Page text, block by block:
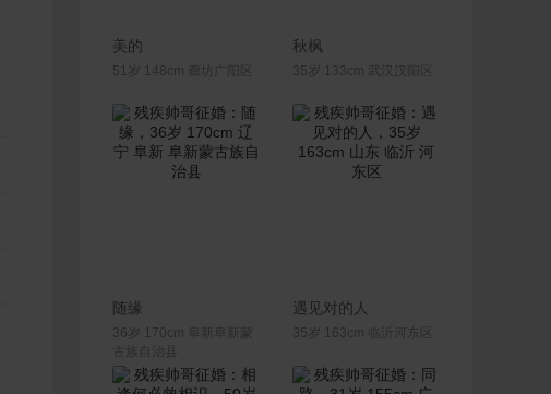
美的
51岁 148cm 廊坊广阳区
秋枫
35岁 133cm 武汉汉阳区
随缘
36岁 170cm 阜新阜新蒙
古族自治县
联系Ta
遇见对的人
35岁 163cm 临沂河东区